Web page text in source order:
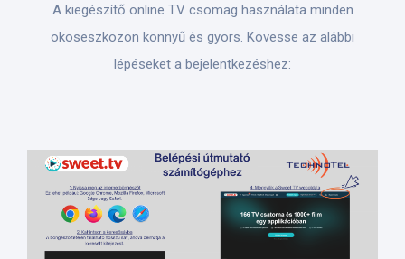
A kiegészítő online TV csomag használata minden
okoseszközön könnyű és gyors. Kövesse az alábbi
lépéseket a bejelentkezéshez: